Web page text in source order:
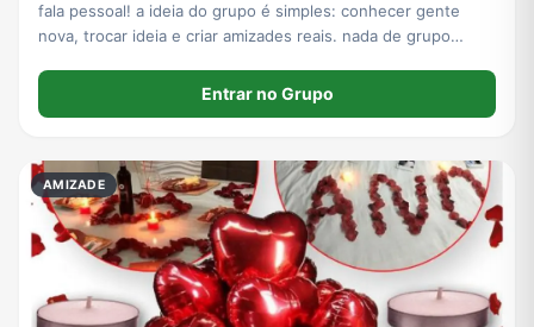
fala pessoal! a ideia do grupo é simples: conhecer gente
nova, trocar ideia e criar amizades reais. nada de grupo
é sempre de boa. se tu curte um papo descontraído, esse é
teu lugar. entra ai e se
Entrar no Grupo
AMIZADE